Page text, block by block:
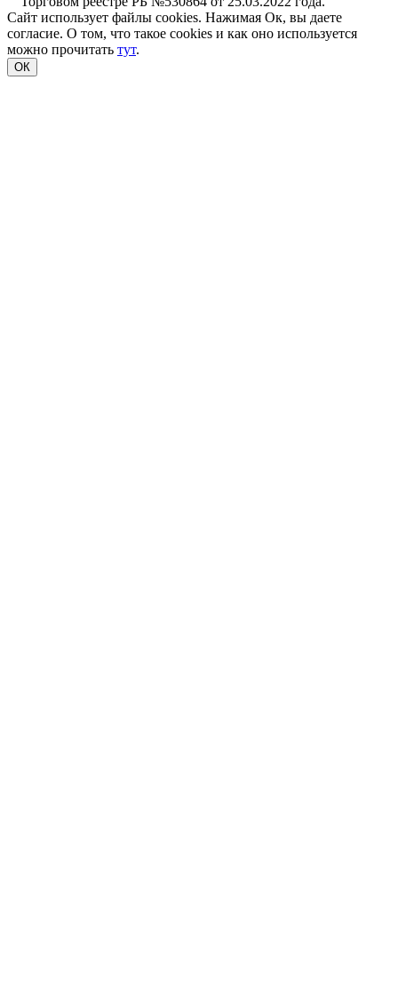
Сайт использует файлы cookies. Нажимая Ок, вы даете
согласие. О том, что такое cookies и как оно используется
можно прочитать тут.
ОК